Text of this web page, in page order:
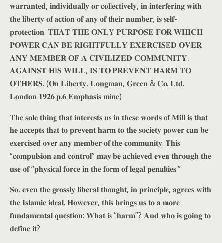
𝐰𝐚𝐫𝐫𝐚𝐧𝐭𝐞𝐝, 𝐢𝐧𝐝𝐢𝐯𝐢𝐝𝐮𝐚𝐥𝐥𝐲 𝐨𝐫 𝐜𝐨𝐥𝐥𝐞𝐜𝐭𝐢𝐯𝐞𝐥𝐲, 𝐢𝐧 𝐢𝐧𝐭𝐞𝐫𝐟𝐞𝐫𝐢𝐧𝐠 𝐰𝐢𝐭𝐡
𝐭𝐡𝐞 𝐥𝐢𝐛𝐞𝐫𝐭𝐲 𝐨𝐟 𝐚𝐜𝐭𝐢𝐨𝐧 𝐨𝐟 𝐚𝐧𝐲 𝐨𝐟 𝐭𝐡𝐞𝐢𝐫 𝐧𝐮𝐦𝐛𝐞𝐫, 𝐢𝐬 𝐬𝐞𝐥𝐟-
𝐩𝐫𝐨𝐭𝐞𝐜𝐭𝐢𝐨𝐧. 𝐓𝐇𝐀𝐓 𝐓𝐇𝐄 𝐎𝐍𝐋𝐘 𝐏𝐔𝐑𝐏𝐎𝐒𝐄 𝐅𝐎𝐑 𝐖𝐇𝐈𝐂𝐇
𝐏𝐎𝐖𝐄𝐑 𝐂𝐀𝐍 𝐁𝐄 𝐑𝐈𝐆𝐇𝐓𝐅𝐔𝐋𝐋𝐘 𝐄𝐗𝐄𝐑𝐂𝐈𝐒𝐄𝐃 𝐎𝐕𝐄𝐑
𝐀𝐍𝐘 𝐌𝐄𝐌𝐁𝐄𝐑 𝐎𝐅 𝐀 𝐂𝐈𝐕𝐈𝐋𝐈𝐙𝐄𝐃 𝐂𝐎𝐌𝐌𝐔𝐍𝐈𝐓𝐘,
𝐀𝐆𝐀𝐈𝐍𝐒𝐓 𝐇𝐈𝐒 𝐖𝐈𝐋𝐋, 𝐈𝐒 𝐓𝐎 𝐏𝐑𝐄𝐕𝐄𝐍𝐓 𝐇𝐀𝐑𝐌 𝐓𝐎
𝐎𝐓𝐇𝐄𝐑𝐒. (𝐎𝐧 𝐋𝐢𝐛𝐞𝐫𝐭𝐲, 𝐋𝐨𝐧𝐠𝐦𝐚𝐧, 𝐆𝐫𝐞𝐞𝐧 & 𝐂𝐨. 𝐋𝐭𝐝.
𝐋𝐨𝐧𝐝𝐨𝐧 𝟏𝟗𝟐𝟔 𝐩.𝟔 𝐄𝐦𝐩𝐡𝐚𝐬𝐢𝐬 𝐦𝐢𝐧𝐞)
𝐓𝐡𝐞 𝐬𝐨𝐥𝐞 𝐭𝐡𝐢𝐧𝐠 𝐭𝐡𝐚𝐭 𝐢𝐧𝐭𝐞𝐫𝐞𝐬𝐭𝐬 𝐮𝐬 𝐢𝐧 𝐭𝐡𝐞𝐬𝐞 𝐰𝐨𝐫𝐝𝐬 𝐨𝐟 𝐌𝐢𝐥𝐥 𝐢𝐬 𝐭𝐡𝐚𝐭
𝐡𝐞 𝐚𝐜𝐜𝐞𝐩𝐭𝐬 𝐭𝐡𝐚𝐭 𝐭𝐨 𝐩𝐫𝐞𝐯𝐞𝐧𝐭 𝐡𝐚𝐫𝐦 𝐭𝐨 𝐭𝐡𝐞 𝐬𝐨𝐜𝐢𝐞𝐭𝐲 𝐩𝐨𝐰𝐞𝐫 𝐜𝐚𝐧 𝐛𝐞
𝐞𝐱𝐞𝐫𝐜𝐢𝐬𝐞𝐝 𝐨𝐯𝐞𝐫 𝐚𝐧𝐲 𝐦𝐞𝐦𝐛𝐞𝐫 𝐨𝐟 𝐭𝐡𝐞 𝐜𝐨𝐦𝐦𝐮𝐧𝐢𝐭𝐲. 𝐓𝐡𝐢𝐬
“𝐜𝐨𝐦𝐩𝐮𝐥𝐬𝐢𝐨𝐧 𝐚𝐧𝐝 𝐜𝐨𝐧𝐭𝐫𝐨𝐥” 𝐦𝐚𝐲 𝐛𝐞 𝐚𝐜𝐡𝐢𝐞𝐯𝐞𝐝 𝐞𝐯𝐞𝐧 𝐭𝐡𝐫𝐨𝐮𝐠𝐡 𝐭𝐡𝐞
𝐮𝐬𝐞 𝐨𝐟 “𝐩𝐡𝐲𝐬𝐢𝐜𝐚𝐥 𝐟𝐨𝐫𝐜𝐞 𝐢𝐧 𝐭𝐡𝐞 𝐟𝐨𝐫𝐦 𝐨𝐟 𝐥𝐞𝐠𝐚𝐥 𝐩𝐞𝐧𝐚𝐥𝐭𝐢𝐞𝐬.”
𝐒𝐨, 𝐞𝐯𝐞𝐧 𝐭𝐡𝐞 𝐠𝐫𝐨𝐬𝐬𝐥𝐲 𝐥𝐢𝐛𝐞𝐫𝐚𝐥 𝐭𝐡𝐨𝐮𝐠𝐡𝐭, 𝐢𝐧 𝐩𝐫𝐢𝐧𝐜𝐢𝐩𝐥𝐞, 𝐚𝐠𝐫𝐞𝐞𝐬 𝐰𝐢𝐭𝐡
𝐭𝐡𝐞 𝐈𝐬𝐥𝐚𝐦𝐢𝐜 𝐢𝐝𝐞𝐚𝐥. 𝐇𝐨𝐰𝐞𝐯𝐞𝐫, 𝐭𝐡𝐢𝐬 𝐛𝐫𝐢𝐧𝐠𝐬 𝐮𝐬 𝐭𝐨 𝐚 𝐦𝐨𝐫𝐞
𝐟𝐮𝐧𝐝𝐚𝐦𝐞𝐧𝐭𝐚𝐥 𝐪𝐮𝐞𝐬𝐭𝐢𝐨𝐧: 𝐖𝐡𝐚𝐭 𝐢𝐬 “𝐡𝐚𝐫𝐦”? 𝐀𝐧𝐝 𝐰𝐡𝐨 𝐢𝐬 𝐠𝐨𝐢𝐧𝐠 𝐭𝐨
𝐝𝐞𝐟𝐢𝐧𝐞 𝐢𝐭?